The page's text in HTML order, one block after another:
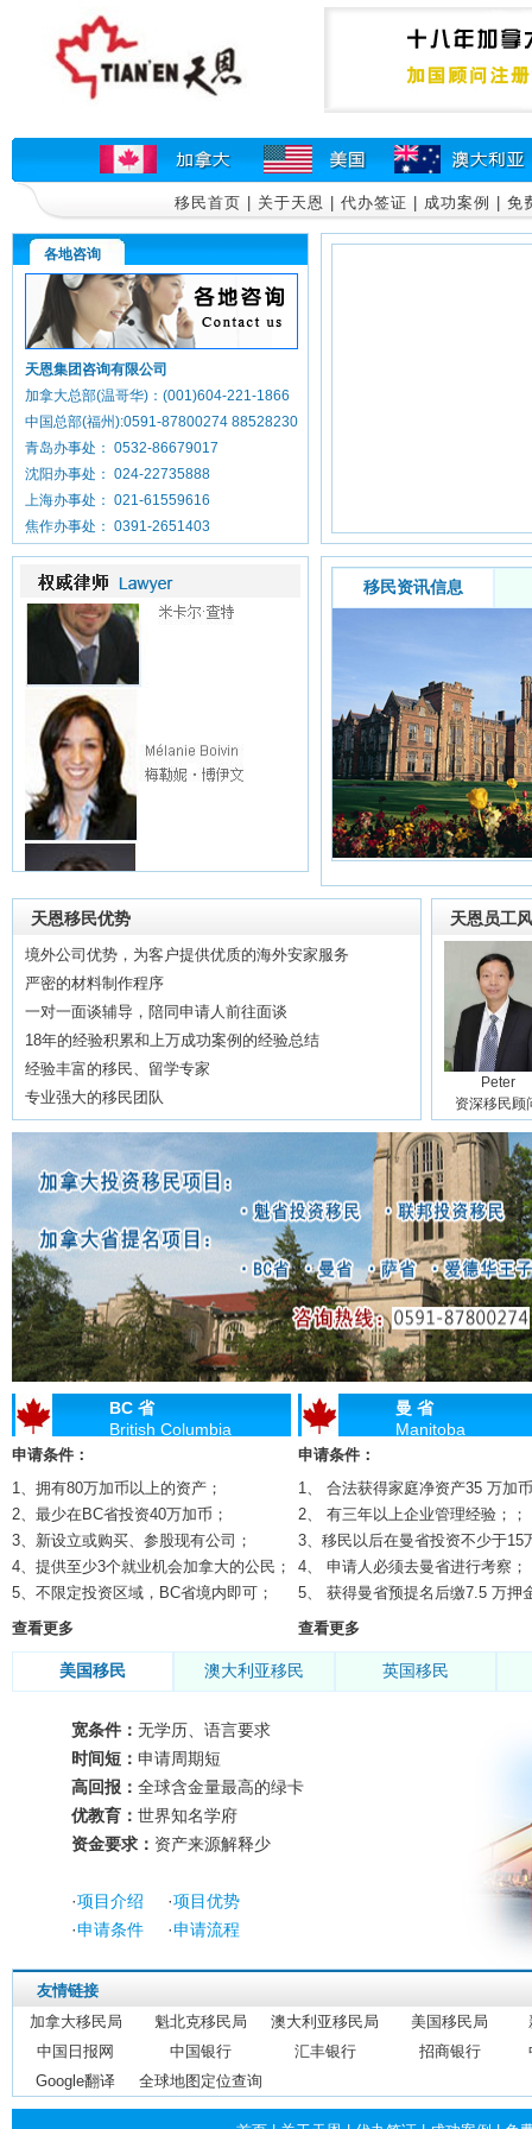
移民首页 关于天恩 代办签证 成功案例 免
各地咨询
天恩集团咨询有限公司
加拿大总部(温哥华)：(001)604-221-1866
中国总部(福州):0591-87800274 88528230
青岛办事处： 0532-86679017
沈阳办事处： 024-22735888
上海办事处： 021-61559616
焦作办事处： 0391-2651403
移民资讯信息
天恩移民优势
境外公司优势，为客户提供优质的海外安家服务
严密的材料制作程序
一对一面谈辅导，陪同申请人前往面谈
18年的经验积累和上万成功案例的经验总结
经验丰富的移民、留学专家
专业强大的移民团队
天恩员工
资深移民顾问
Peter
资深移民顾问
BC 省
British Columbia
申请条件：
1、拥有80万加币以上的资产；
2、最少在BC省投资40万加币；
3、新设立或购买、参股现有公司；
4、提供至少3个就业机会加拿大的公民；
5、不限定投资区域，BC省境内即可；
查看更多
曼 省
Manitoba
申请条件：
1、 合法获得家庭净资产35 万加
2、 有三年以上企业管理经验；；
3、移民以后在曼省投资不少于15
4、 申请人必须去曼省进行考察；
5、 获得曼省预提名后缴7.5 万押
查看更多
美国移民 澳大利亚移民 英国移民
宽条件： 无学历、语言要求
时间短： 申请周期短
高回报： 全球含金量最高的绿卡
优教育： 世界知名学府
资金要求： 资产来源解释少
·项目介绍 ·项目优势
·申请条件 ·申请流程
友情链接
加拿大移民局
魁北克移民局 澳大利亚移民局 美国移民局
中国日报网
中国银行 汇丰银行 招商银行
Google翻译
全球地图定位查询